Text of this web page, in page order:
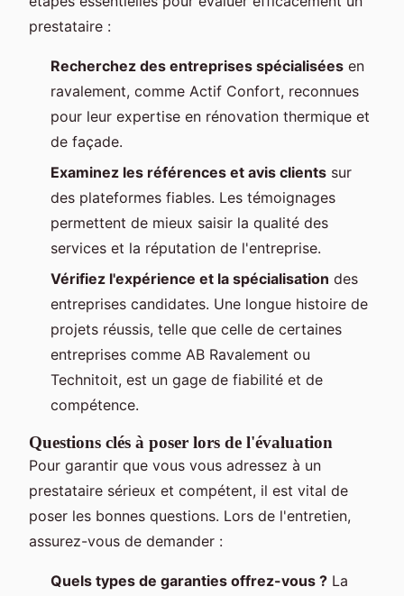
prestataire :
Recherchez des entreprises spécialisées en
ravalement, comme Actif Confort, reconnues
pour leur expertise en rénovation thermique et
de façade.
Examinez les références et avis clients sur
des plateformes fiables. Les témoignages
permettent de mieux saisir la qualité des
services et la réputation de l'entreprise.
Vérifiez l'expérience et la spécialisation des
entreprises candidates. Une longue histoire de
projets réussis, telle que celle de certaines
entreprises comme AB Ravalement ou
Technitoit, est un gage de fiabilité et de
compétence.
Questions clés à poser lors de l'évaluation
Pour garantir que vous vous adressez à un
prestataire sérieux et compétent, il est vital de
poser les bonnes questions. Lors de l'entretien,
assurez-vous de demander :
Quels types de garanties offrez-vous ? La